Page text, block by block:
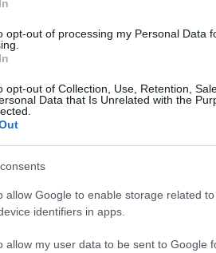
opt-out of processing my Personal Data
opt-out of Collection, Use, Retention,
Data that Is Unrelated with the
allow Google to enable storage related
identifiers in apps.
allow my user data to be sent to Google
JÁMBORANDRÁS
2017. 04. 16.
AZ OLIMPIAI PÁLYÁZAT
MEG, MEKKORA BAJ VAN A
NÉPSZUVERENITÁSSAL
(1) Magyarország független,
Magyarország államformája
DEMOKRÁCIA NÉPSZAVAZÁS